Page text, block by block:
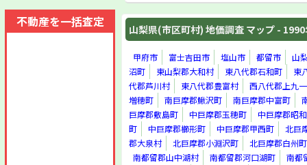
山梨県(市区町村) 地価調査 マップ -
甲府市 富士吉田市 塩山市 都留市
山
沼町
東山梨郡大和村 東八代郡石和町
東
代郡芦川村
東八代郡豊富村
西八代郡上九
増穂町
南巨摩郡鰍沢町 南巨摩郡中富町
巨摩郡敷島町
中巨摩郡玉穂町
中巨摩郡昭
町
中巨摩郡櫛形町 中巨摩郡甲西町
北巨
郡大泉村
北巨摩郡小淵沢町
北巨摩郡白州町
南都留郡山中湖村
南都留郡河口湖町
南都
中巨摩郡若草町
中巨摩郡櫛形町
不動産を一括査定